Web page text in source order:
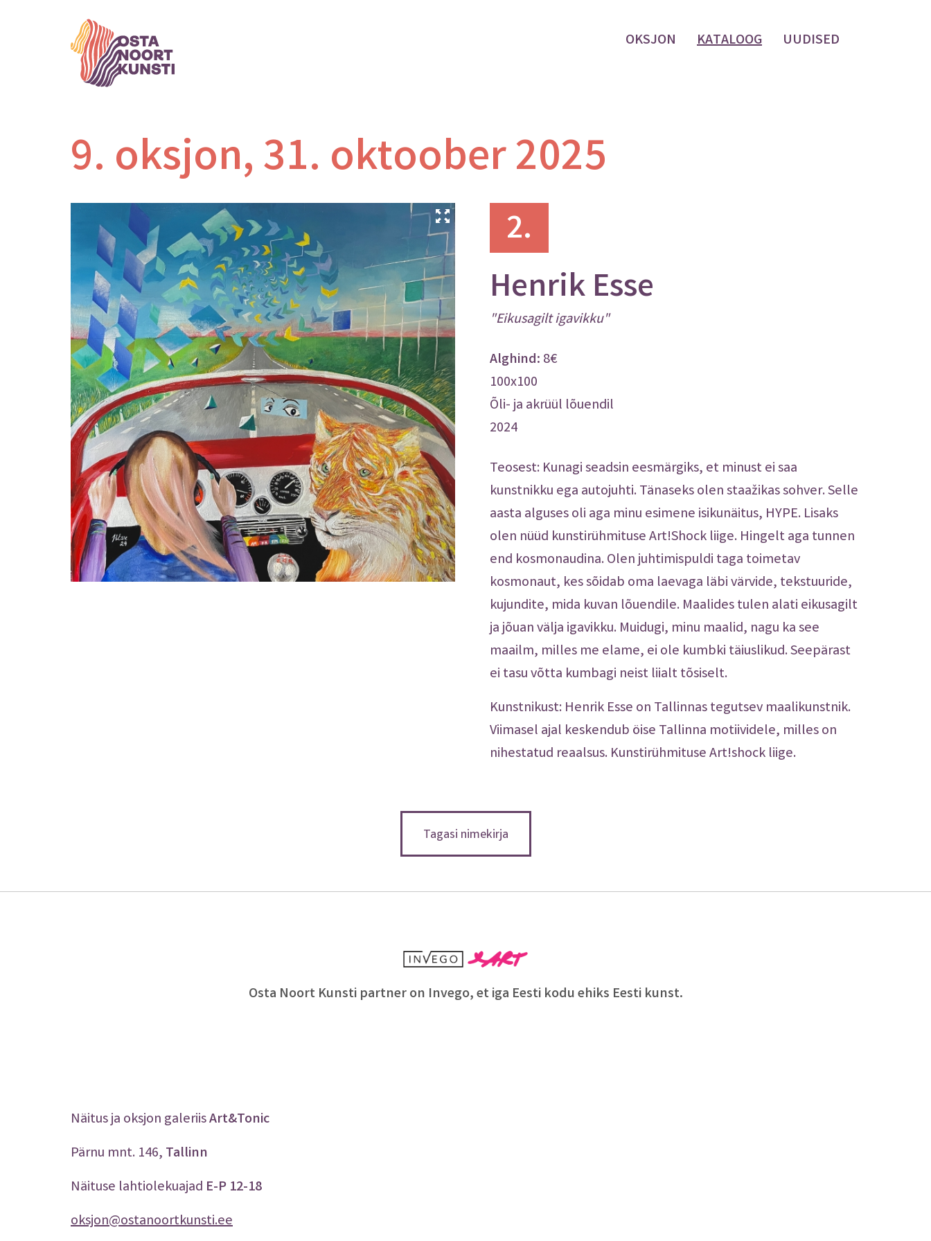
OKSJON KATALOOG UUDISED
9. oksjon, 31. oktoober 2025
2.
Henrik Esse
"Eikusagilt igavikku"
8€
100x100
Õli- ja akrüül lõuendil
2024
Teosest: Kunagi seadsin eesmärgiks, et minust ei saa
kunstnikku ega autojuhti. Tänaseks olen staažikas sohver. Selle
aasta alguses oli aga minu esimene isikunäitus, HYPE. Lisaks
olen nüüd kunstirühmituse Art!Shock liige. Hingelt aga tunnen
end kosmonaudina. Olen juhtimispuldi taga toimetav
kosmonaut, kes sõidab oma laevaga läbi värvide, tekstuuride,
kujundite, mida kuvan lõuendile. Maalides tulen alati eikusagilt
ja jõuan välja igavikku. Muidugi, minu maalid, nagu ka see
maailm, milles me elame, ei ole kumbki täiuslikud. Seepärast
ei tasu võtta kumbagi neist liialt tõsiselt.
Kunstnikust: Henrik Esse on Tallinnas tegutsev maalikunstnik.
Viimasel ajal keskendub öise Tallinna motiividele, milles on
nihestatud reaalsus. Kunstirühmituse Art!shock liige.
Tagasi nimekirja
Osta Noort Kunsti partner on Invego, et iga Eesti kodu ehiks Eesti kunst.
Näitus ja oksjon galeriisArt&Tonic
Pärnu mnt. 146, Tallinn
Näituse lahtiolekuajad E-P 12-18
oksjon@ostanoortkunsti.ee